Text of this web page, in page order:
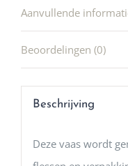
Aanvullende
Beoordelingen (0)
Beschrijving
Deze vaas wordt